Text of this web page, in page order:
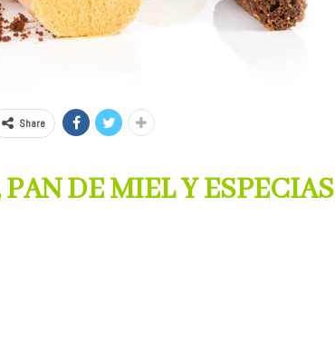
Share
DE MIEL Y ESPECIAS